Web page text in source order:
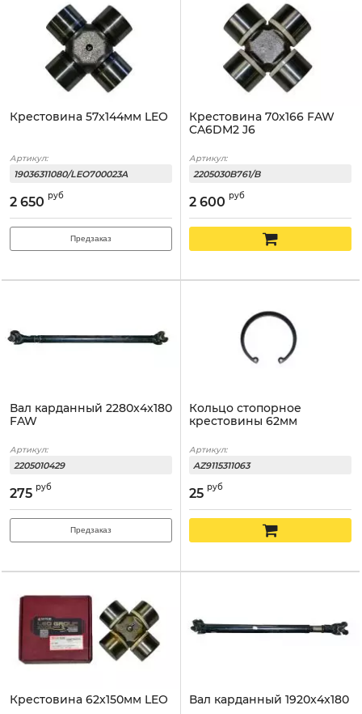
Крестовина 57x144мм LEO
Артикул:
19036311080/LEO700023A
2 650 руб
Предзаказ
Крестовина 70x166 FAW
CA6DM2 J6
Артикул:
2205030B761/B
2 600 руб
Вал карданный 2280x4x180
FAW
Артикул:
2205010429
275 руб
Предзаказ
Кольцо стопорное
крестовины 62мм
Артикул:
AZ9115311063
25 руб
Крестовина 62x150мм LEO Вал карданный 1920x4x180